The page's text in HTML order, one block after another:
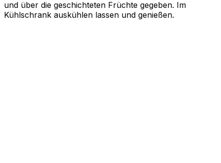
und über die geschichteten Früchte gegeben. Im
Kühlschrank auskühlen lassen und genießen.